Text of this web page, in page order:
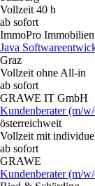
Vollzeit 40 h
ab sofort
ImmoPro
Java
Graz
Vollzeit ohne All-in
ab sofort
GRAWE IT GmbH
Kundenberater (m/
österreichweit
Vollzeit mit
ab sofort
GRAWE
Kundenberater (m/